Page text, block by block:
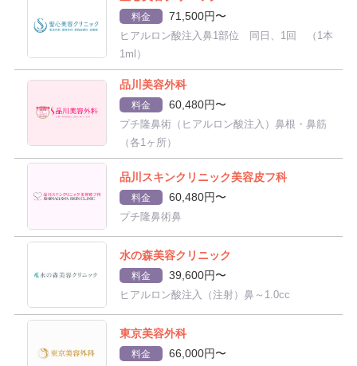
料金 71,500円〜
ヒアルロン酸注入鼻1部位 同日、1回 （1本
1ml）
品川美容外科
料金 60,480円〜
プチ隆鼻術（ヒアルロン酸注入）鼻根・鼻筋
（各1ヶ所）
品川スキンクリニック美容皮フ科
料金 60,480円〜
プチ隆鼻術鼻
水の森美容クリニック
料金 39,600円〜
ヒアルロン酸注入（注射）鼻～1.0cc
東京美容外科
料金 66,000円〜